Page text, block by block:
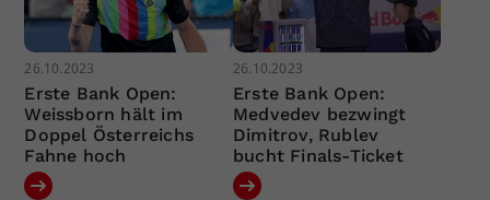
26.10.2023
Erste Bank Open:
Weissborn hält im
Doppel Österreichs
Fahne hoch
26.10.2023
Erste Bank Open:
Medvedev bezwingt
Dimitrov, Rublev
bucht Finals-Ticket